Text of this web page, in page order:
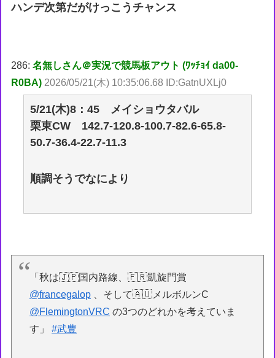
ハンデ次第だがけっこうチャンス
286:名無しさん＠実況で競馬板アウト (ﾜｯﾁｮｲ da00-
R0BA) 2026/05/21(木) 10:35:06.68 ID:GatnUXLj0
5/21(木)8：45 メイショウタバル
栗東CW 142.7-120.8-100.7-82.6-65.8-
50.7-36.4-22.7-11.3
順調そうでなにより
「秋は🇯🇵国内路線、🇫🇷凱旋門賞
@francegalop 、そして🇦🇺メルボルンC
@FlemingtonVRC の3つのどれかを考えていま
す」#武豊